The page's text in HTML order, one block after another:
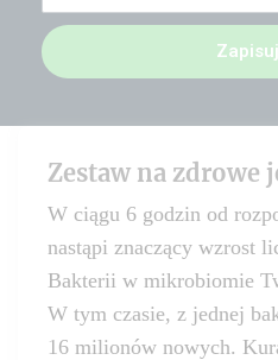
Zestaw na zdrowe
W ciągu 6 godzin od
nastąpi znaczący wzrost
Bakterii w mikrobiomie
W tym czasie, z jednej
16 milionów nowych.